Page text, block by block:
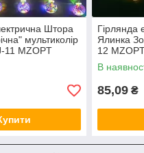
Штора
мультиколір
11 MZOPT
Гірлянда
Ялинка
12
В
85,09 ₴